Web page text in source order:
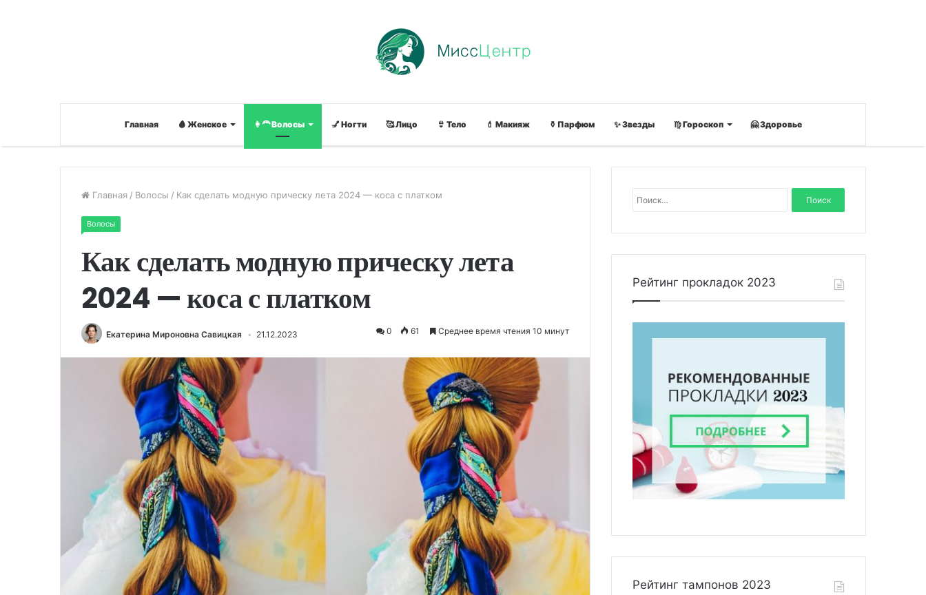
Главная 🩸 Женское 👩‍🦰 Волосы 💅 Ногти 🥰 Лицо 👙 Тело 💄 Макияж ⚱ Парфюм ✨ Звезды ♍ Гороскоп 🤗 Здоровье
Главная / Волосы / Как сделать модную прическу лета 2024 — коса с платком
Волосы
Как сделать модную прическу лета
2024 — коса с платком
Екатерина Мироновна Савицкая 21.12.2023 0 61 Среднее время чтения 10 минут
а
и
Рейтинг прокладок 2023
Рейтинг тампонов 2023